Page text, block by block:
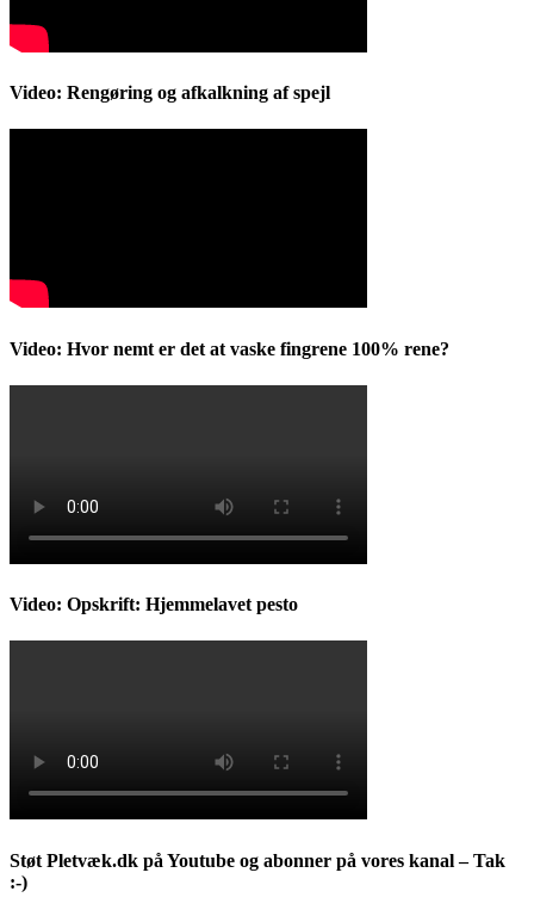
Video: Rengøring og afkalkning af spejl
Video: Hvor nemt er det at vaske fingrene 100% rene?
Video: Opskrift: Hjemmelavet pesto
Støt Pletvæk.dk på Youtube og abonner på vores kanal – Tak
:-)